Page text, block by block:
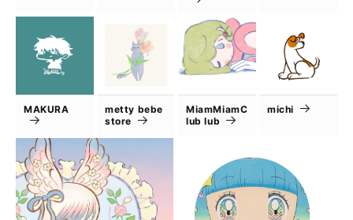
MAKURA
metty bebe
store
MiamMiamC
lub lub
michi